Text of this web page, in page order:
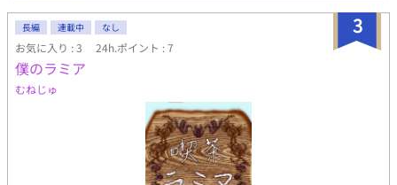
3
長編 連載中 なし
お気に入り : 3 24h.ポイント : 7
僕のラミア
むねじゅ